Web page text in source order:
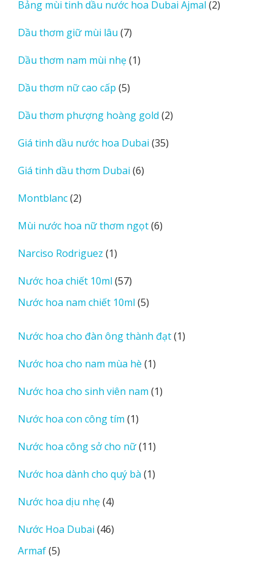
s
Bảng mùi tinh dầu nước hoa Dubai Ajmal 22
Dầu thơm giữ mùi lâu 77
phẩm
Dầu thơm nam mùi nhẹ 11
Dầu thơm nữ cao cấp 55
phẩm
Dầu thơm phượng hoàng gold 22
Giá tinh dầu nước hoa Dubai 3535
Giá tinh dầu thơm Dubai 66
Montblanc 22
phẩm
Mùi nước hoa nữ thơm ngọt 66
Narciso Rodriguez 11
phẩm
Nước hoa chiết 10ml 5757
sản
phẩm
Nước hoa nam chiết 10ml 55
phẩm
Nước hoa cho đàn ông thành đạt 11
Nước hoa cho nam mùa hè 11
phẩm
Nước hoa cho sinh viên nam 11
Nước hoa con công tím 11
phẩm
Nước hoa công sở cho nữ 1111
phẩm
Nước hoa dành cho quý bà 11
Nước hoa dịu nhẹ 44
phẩm
Nước Hoa Dubai 4646
Armaf 55